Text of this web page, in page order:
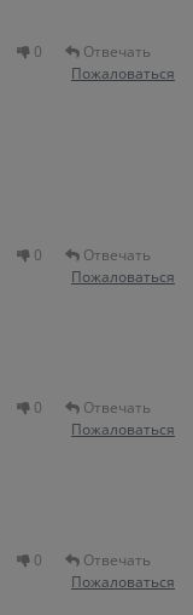
0
Отвечать
Пожаловаться
0
Отвечать
Пожаловаться
0
Отвечать
Пожаловаться
0
Отвечать
Пожаловаться